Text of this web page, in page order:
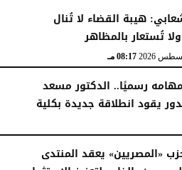
هيبة القضاء لا تُنال
تُستعار بالمظاهر
08:17 مـ
رسميًا.. الدكتور مسعد
يقود انطلاقة جديدة بكلية
«المصريين» يعقد المنتدى